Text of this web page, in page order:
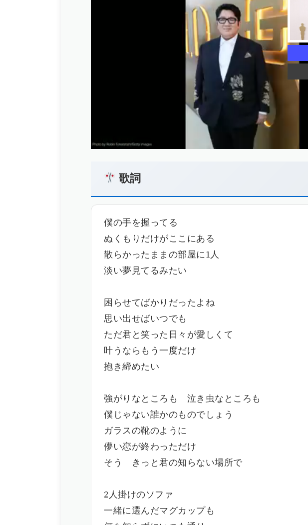
歌詞
僕の手を握ってる
ぬくもりだけがここにある
散らかったままの部屋に1人
淡い夢見てるみたい
困らせてばかりだったよね
思い出せばいつでも
ただ君と笑った日々が愛しくて
叶うならもう一度だけ
抱き締めたい
強がりなところも 泣き虫なところも
僕じゃない誰かのものでしょう
ガラスの靴のように
儚い恋が終わっただけ
そう きっと君の知らない場所で
2人掛けのソファ
一緒に選んだマグカップも